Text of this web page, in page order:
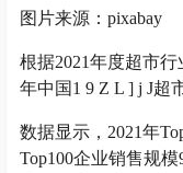
图片来源：pixabay
根据2021年度超市
年中国 1 9 Z L ] j J超
数据显示，2021年
Top100企业销售规